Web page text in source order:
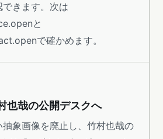
きます。次は
と
で確かめます。
也哉の公開デスクへ
象画像を廃止し、竹村也哉の